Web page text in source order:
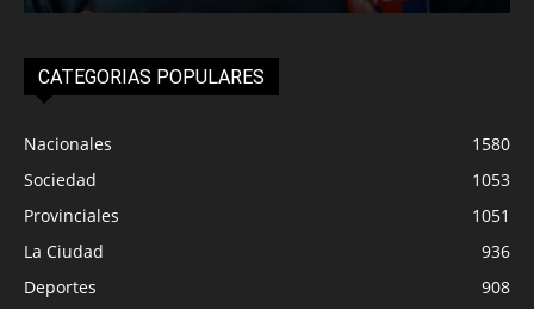
CATEGORIAS POPULARES
Nacionales
1580
Sociedad
1053
Provinciales
1051
La Ciudad
936
Deportes
908